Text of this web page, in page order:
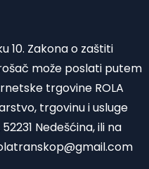
10. Zakona o zaštiti
može poslati putem
trgovine ROLA
trgovinu i usluge
Nedešćina, ili na